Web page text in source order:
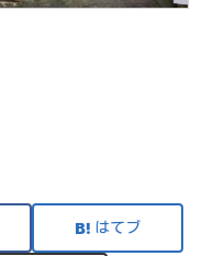
はてブ